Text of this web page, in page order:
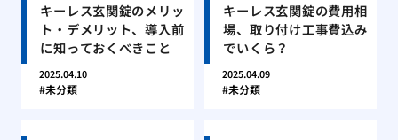
キーレス玄関錠のメリッ
ト・デメリット、導入前
に知っておくべきこと
2025.04.10
未分類
キーレス玄関錠の費用相
場、取り付け工事費込み
でいくら？
2025.04.09
未分類